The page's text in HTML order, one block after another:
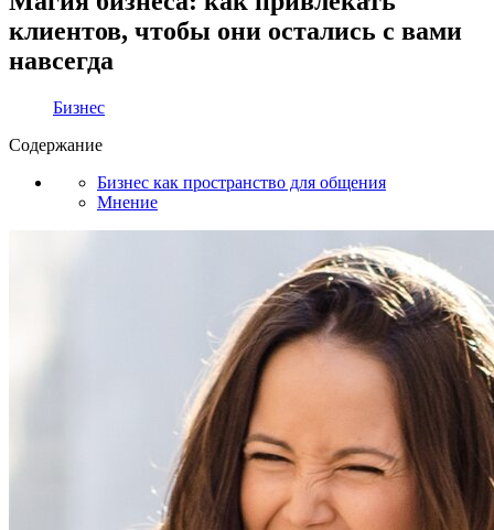
клиентов, чтобы они остались с вами
навсегда
Бизнес
Содержание
Бизнес как пространство для общения
Мнение